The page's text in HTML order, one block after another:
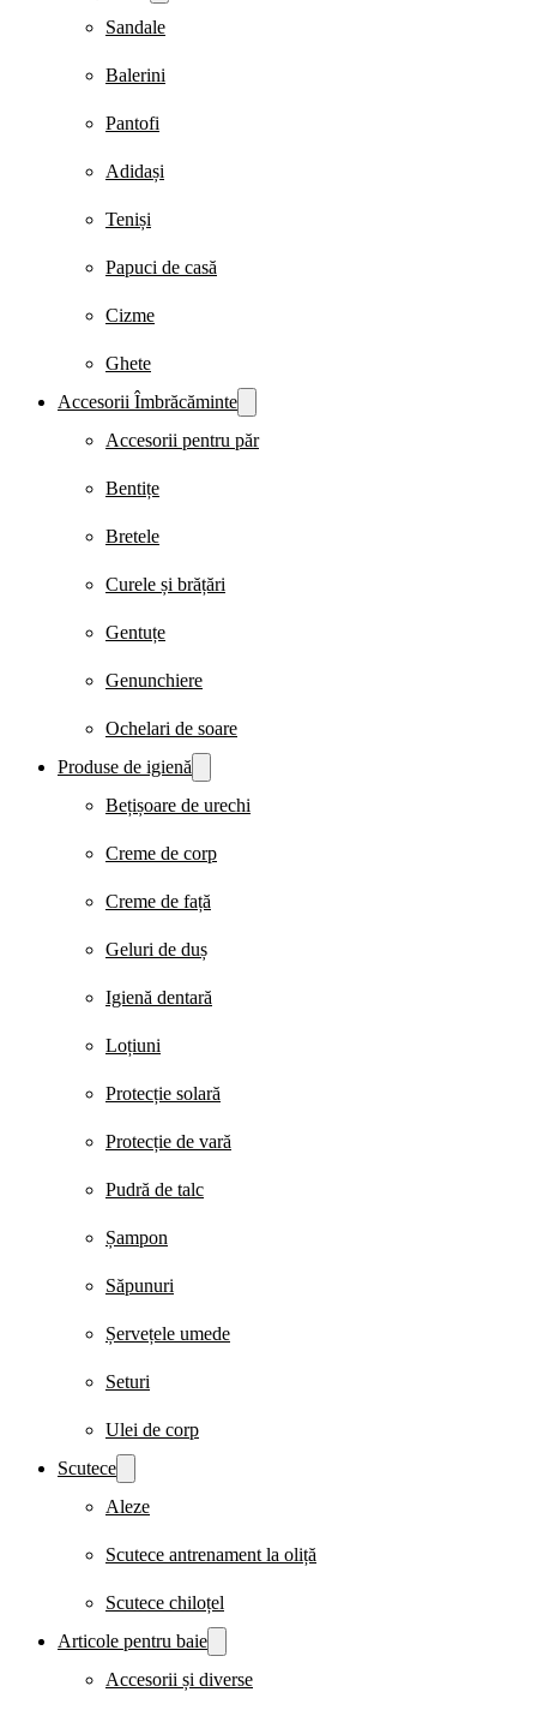
Sandale
Balerini
Pantofi
Adidași
Teniși
Papuci de casă
Cizme
Ghete
Accesorii Îmbrăcăminte
Accesorii pentru păr
Bentițe
Bretele
Curele și brățări
Gentuțe
Genunchiere
Ochelari de soare
Produse de igienă
Bețișoare de urechi
Creme de corp
Creme de față
Geluri de duș
Igienă dentară
Loțiuni
Protecție solară
Protecție de vară
Pudră de talc
Șampon
Săpunuri
Șervețele umede
Seturi
Ulei de corp
Scutece
Aleze
Scutece antrenament la oliță
Scutece chiloțel
Articole pentru baie
Accesorii și diverse